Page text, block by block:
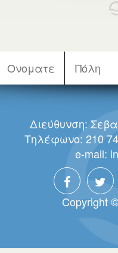
Διεύθυνση:
Τηλέφωνο: 210
e-mail:
Copyright